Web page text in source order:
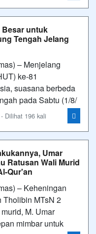
Besar untuk
Tengah Jelang
– Menjelang
ke-81
suasana berbeda
pada Sabtu (1/8/
Dilihat 196 kali
Umar
Ratusan Wali Murid
Qur'an
– Keheningan
Tholibin MTsN 2
M. Umar
mimbar untuk